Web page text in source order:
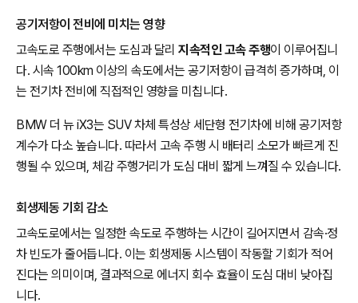
공기저항이 전비에 미치는 영향
고속도로 주행에서는 도심과 달리 지속적인 고속 주행이 이루어집니
다. 시속 100km 이상의 속도에서는 공기저항이 급격히 증가하며, 이
는 전기차 전비에 직접적인 영향을 미칩니다.
BMW 더 뉴 iX3는 SUV 차체 특성상 세단형 전기차에 비해 공기저항
계수가 다소 높습니다. 따라서 고속 주행 시 배터리 소모가 빠르게 진
행될 수 있으며, 체감 주행거리가 도심 대비 짧게 느껴질 수 있습니다.
회생제동 기회 감소
고속도로에서는 일정한 속도로 주행하는 시간이 길어지면서 감속·정
차 빈도가 줄어듭니다. 이는 회생제동 시스템이 작동할 기회가 적어
진다는 의미이며, 결과적으로 에너지 회수 효율이 도심 대비 낮아집
니다.